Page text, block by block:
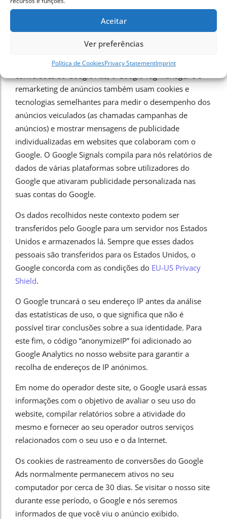
Aceitar
Ver preferências
Política de CookiesPrivacy StatementImprint
Manager, remarketing de anúncios e Google Signals,
semelhantes para analisar e melhorar o nosso site com
base no seu comportamento de uso. O rastreamento de
conversões do Google Ads, o Google Tag Manager e o
remarketing de anúncios também usam cookies e
tecnologias semelhantes para medir o desempenho dos
anúncios veiculados (as chamadas campanhas de
anúncios) e mostrar mensagens de publicidade
individualizadas em websites que colaboram com o
Google. O Google Signals compila para nós relatórios de
dados de várias plataformas sobre utilizadores do
Google que ativaram publicidade personalizada nas
suas contas do Google.
Os dados recolhidos neste contexto podem ser
transferidos pelo Google para um servidor nos Estados
Unidos e armazenados lá. Sempre que esses dados
pessoais são transferidos para os Estados Unidos, o
Google concorda com as condições do EU-US Privacy
Shield.
O Google truncará o seu endereço IP antes da análise
das estatísticas de uso, o que significa que não é
possível tirar conclusões sobre a sua identidade. Para
este fim, o código “anonymizeIP” foi adicionado ao
Google Analytics no nosso website para garantir a
recolha de endereços de IP anónimos.
Em nome do operador deste site, o Google usará essas
informações com o objetivo de avaliar o seu uso do
website, compilar relatórios sobre a atividade do
mesmo e fornecer ao seu operador outros serviços
relacionados com o seu uso e o da Internet.
Os cookies de rastreamento de conversões do Google
Ads normalmente permanecem ativos no seu
computador por cerca de 30 dias. Se visitar o nosso site
durante esse período, o Google e nós seremos
informados de que você viu o anúncio exibido.